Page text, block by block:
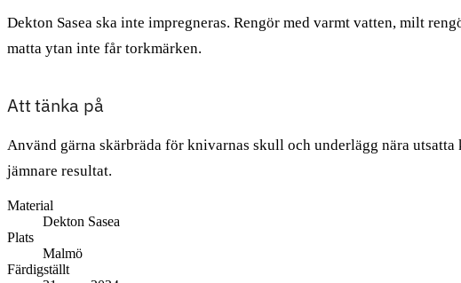
Dekton Sasea ska inte impregneras. Rengör med varmt vatten, milt
matta ytan inte får torkmärken.
Att tänka på
Använd gärna skärbräda för knivarnas skull och underlägg nära
jämnare resultat.
Material
Dekton Sasea
Plats
Malmö
Färdigställt